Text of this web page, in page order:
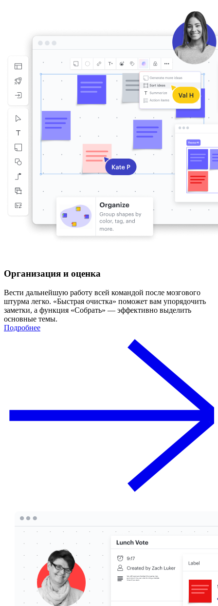
Организация и оценка
Вести дальнейшую работу всей командой после мозгового
штурма легко. «Быстрая очистка» поможет вам упорядочить
заметки, а функция «Собрать» — эффективно выделить
основные темы.
Подробнее